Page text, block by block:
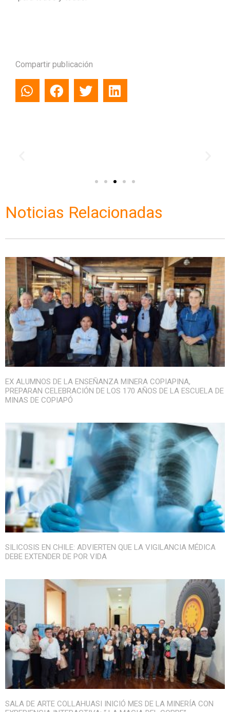
Compartir publicación
Noticias Relacionadas
EX ALUMNOS DE LA ENSEÑANZA MINERA COPIAPINA,
PREPARAN CELEBRACIÓN DE LOS 170 AÑOS DE LA ESCUELA DE
MINAS DE COPIAPÓ
SILICOSIS EN CHILE: ADVIERTEN QUE LA VIGILANCIA MÉDICA
DEBE EXTENDER DE POR VIDA
SALA DE ARTE COLLAHUASI INICIÓ MES DE LA MINERÍA CON